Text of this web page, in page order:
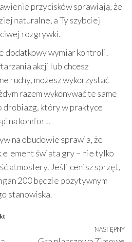
przycisków sprawiają, że
naturalne, a Ty szybciej
rozgrywki.
dodatkowy wymiar kontroli.
akcji lub chcesz
ruchy, możesz wykorzystać
razem wykonywać te same
drobiazg, który w praktyce
na komfort.
na obudowie sprawia, że
świata gry – nie tylko
atmosfery. Jeśli cenisz sprzęt,
200 będzie pozytywnym
stanowiska.
NASTĘPNY